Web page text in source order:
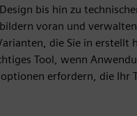
bis hin zu
voran und
die Sie in erstellt
Tool, wenn
erfordern, die Ihr